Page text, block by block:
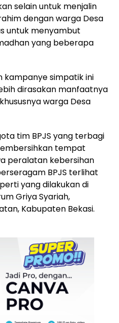
selain untuk menjalin
dengan warga Desa
untuk menyambut
yang beberapa
kampanye simpatik ini
dirasakan manfaatnya
warga Desa
tim BPJS yang terbagi
tempat
peralatan kebersihan
BPJS terlihat
yang dilakukan di
Griya Syariah,
Kabupaten Bekasi.